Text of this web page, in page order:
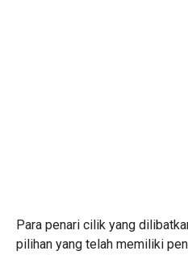
Para penari cilik yang
pilihan yang telah memiliki